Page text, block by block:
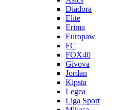
Diadora
Elite
Erima
Europaw
FC
FOX40
Givova
Jordan
Kipsta
Legea
Liga Sport